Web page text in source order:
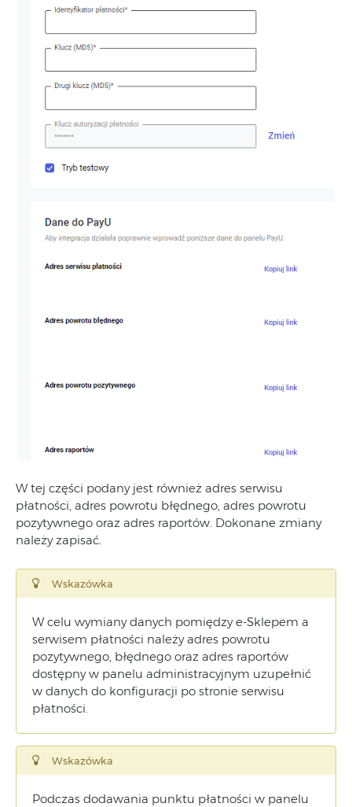
W tej części podany jest również adres serwisu
płatności, adres powrotu błędnego, adres powrotu
pozytywnego oraz adres raportów. Dokonane zmiany
należy zapisać.
Wskazówka
W celu wymiany danych pomiędzy e-Sklepem a
serwisem płatności należy adres powrotu
pozytywnego, błędnego oraz adres raportów
dostępny w panelu administracyjnym uzupełnić
w danych do konfiguracji po stronie serwisu
płatności.
Wskazówka
Podczas dodawania punktu płatności w panelu